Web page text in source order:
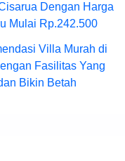
Dengan Harga
Mulai Rp.242.500
Villa Murah di
Fasilitas Yang
Bikin Betah